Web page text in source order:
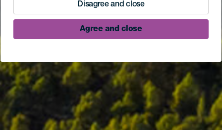
Disagree and close
Agree and close